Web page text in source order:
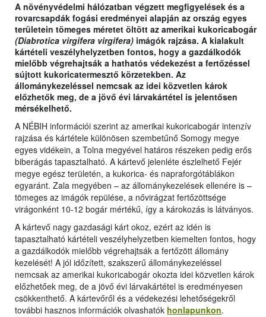
A növényvédelmi hálózatban végzett megfigyelések és a
rovarcsapdák fogási eredményei alapján az ország egyes
területein tömeges méretet öltött az amerikai kukoricabogár
(Diabrotica virgifera virgifera) imágók rajzása. A kialakult
kártételi veszélyhelyzetben fontos, hogy a gazdálkodók
mielőbb végrehajtsák a hathatós védekezést a fertőzéssel
sújtott kukoricatermesztő körzetekben. Az
állománykezeléssel nemcsak az idei közvetlen károk
előzhetők meg, de a jövő évi lárvakártétel is jelentősen
mérsékelhető.
A NÉBIH információi szerint az amerikai kukoricabogár intenzív
rajzása és kártétele különösen szembetűnő Somogy megye
egyes vidékein, a Tolna megyével határos részeken pedig erős
biberágás tapasztalható. A kártevő jelenléte észlelhető Fejér
megye egész területén, a kukorica- és napraforgótáblákon
egyaránt. Zala megyében – az állománykezelések ellenére is –
tömeges az imágók repülése, a nővirágzat fertőzöttsége
virágonként 10-12 bogár mértékű, így a károkozás is látványos.
A kártevő nagy gazdasági kárt okoz, ezért az idén is
tapasztalható kártételi veszélyhelyzetben kiemelten fontos, hogy
a gazdálkodók mielőbb végrehajtsák a fertőzött állomány
kezelését! A jól időzített, szakszerű állománykezeléssel
nemcsak az amerikai kukoricabogár okozta idei közvetlen károk
előzhetőek meg, de a jövő évi lárvakártétel is eredményesen
csökkenthető. A kártevőről és a védekezési lehetőségekről
további hasznos információk olvashatók honlapunkon.